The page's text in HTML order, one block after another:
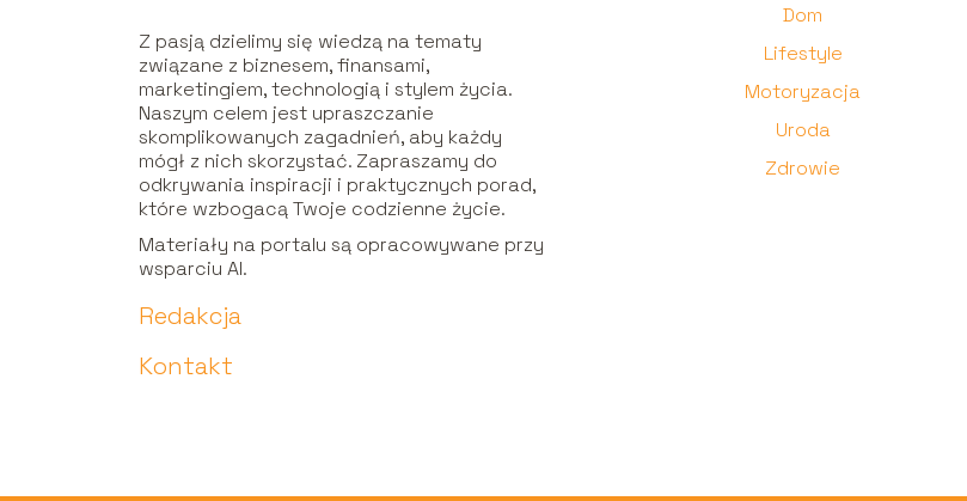
Z pasją dzielimy się wiedzą na tematy
związane z biznesem, finansami,
marketingiem, technologią i stylem życia.
Naszym celem jest upraszczanie
skomplikowanych zagadnień, aby każdy
mógł z nich skorzystać. Zapraszamy do
odkrywania inspiracji i praktycznych porad,
które wzbogacą Twoje codzienne życie.
Materiały na portalu są opracowywane przy
wsparciu AI.
Redakcja
Kontakt
Dom
Lifestyle
Motoryzacja
Uroda
Zdrowie